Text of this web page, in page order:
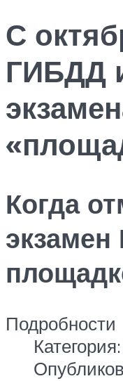
С
ГИБДД
Когда
Подробности